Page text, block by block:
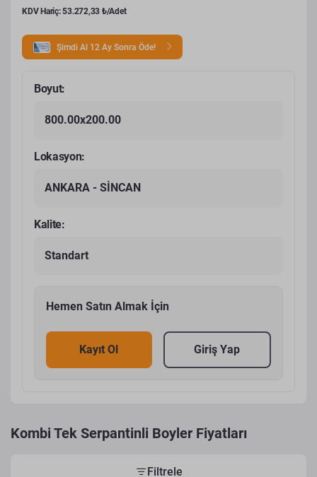
KDV Hariç: 53.272,33 ₺/Adet
Şimdi Al 12 Ay Sonra Öde!
Boyut:
800.00x200.00
Lokasyon:
ANKARA - SİNCAN
Kalite:
Standart
Hemen Satın Almak İçin
Kayıt Ol Giriş Yap
Kombi Tek Serpantinli Boyler Fiyatları
Filtrele